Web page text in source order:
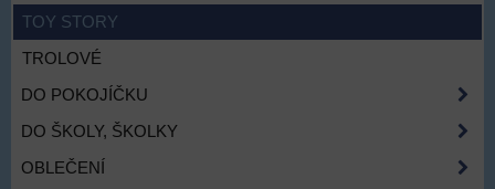
TOY STORY
TROLOVÉ
DO POKOJÍČKU
DO ŠKOLY, ŠKOLKY
OBLEČENÍ